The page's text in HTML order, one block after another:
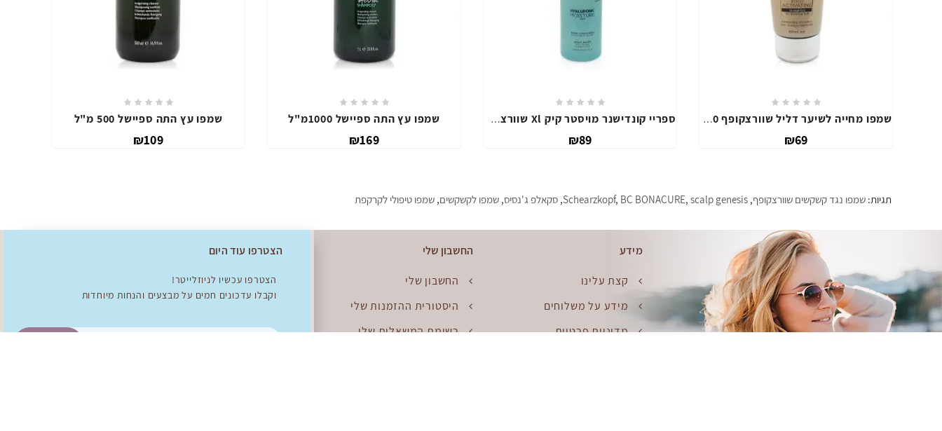
שמפו עץ התה ספיישל 1000מ"ל ספריי קונדישנר מויסטר קיק Xl שוורצקופף שמפו מחייה לשיער דליל שוורצקופף 200מ"ל שמפו נגד קשקשים אקו דנדרוף 02 ביוטופ
תגיות: שמפו נגד קשקשים שוורצקופף,
Schearzkopf, BC BONACURE, scalp genesis
, סקאלפ ג'נסיס, שמפו לקשקשים, שמפו טיפולי לקרקפת
מידע
קצת עלינו
מידע על משלוחים
מדיניות פרטיות
החשבון שלי
החשבון שלי
היסטורית ההזמנות שלי
רשימת המשאלות שלי
הצטרפו עוד היום
הצטרפו עכשיו לניוזלייטר!
וקבלו עדכונים חמים על מבצעים והנחות מיוחדות